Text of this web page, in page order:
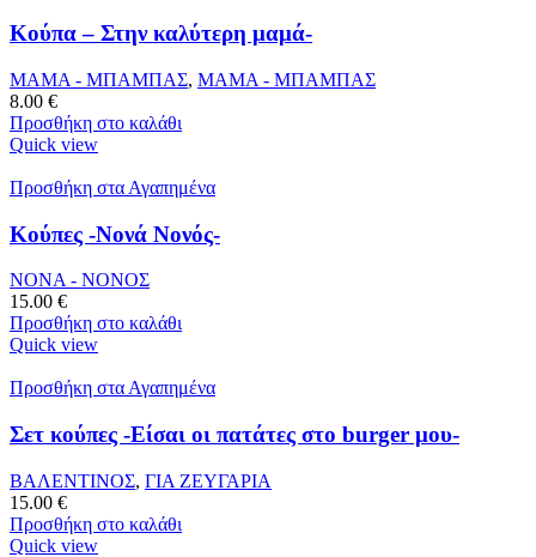
Κούπα – Στην καλύτερη μαμά-
ΜΑΜΑ - ΜΠΑΜΠΑΣ, ΜΑΜΑ - ΜΠΑΜΠΑΣ
8.00 €
Προσθήκη στο καλάθι
Quick view
Προσθήκη στα Αγαπημένα
Κούπες -Νονά Νονός-
ΝΟΝΑ - ΝΟΝΟΣ
15.00 €
Προσθήκη στο καλάθι
Quick view
Προσθήκη στα Αγαπημένα
Σετ κούπες -Είσαι οι πατάτες στο burger μου-
ΒΑΛΕΝΤΙΝΟΣ, ΓΙΑ ΖΕΥΓΑΡΙΑ
15.00 €
Προσθήκη στο καλάθι
Quick view